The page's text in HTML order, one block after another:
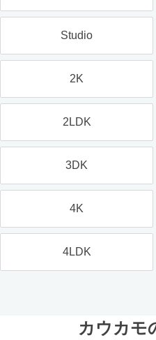
Studio
2K
2LDK
3DK
4K
4LDK
カウカモ